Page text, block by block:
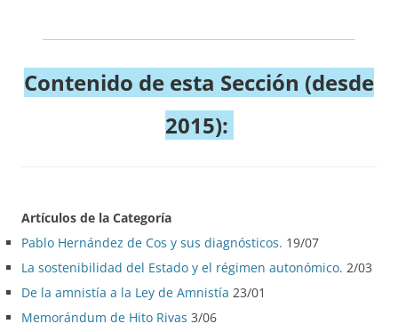
Contenido de esta Sección (desde
2015):
Artículos de la Categoría
Pablo Hernández de Cos y sus diagnósticos. 19/07
La sostenibilidad del Estado y el régimen autonómico. 2/03
De la amnistía a la Ley de Amnistía 23/01
Memorándum de Hito Rivas 3/06